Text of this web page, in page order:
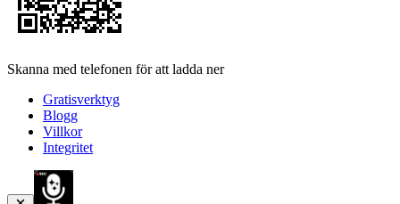
Skanna med telefonen för att ladda ner
Gratisverktyg
Blogg
Villkor
Integritet